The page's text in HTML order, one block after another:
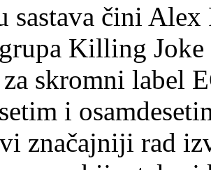
sastava čini
Killing
za skromni label
i
značajniji rad